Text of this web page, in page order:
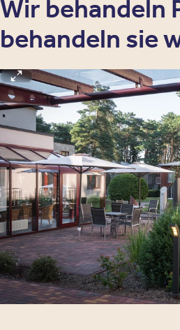
Wir behandeln
behandeln sie